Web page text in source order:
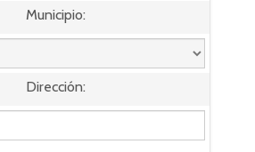
Municipio:
Dirección: